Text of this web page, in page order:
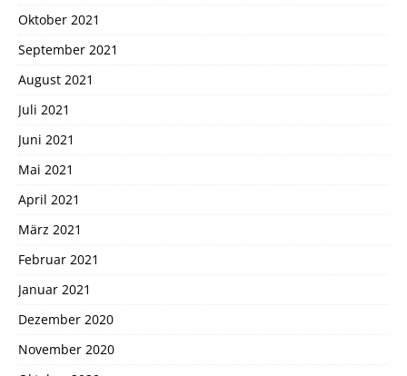
Oktober 2021
September 2021
August 2021
Juli 2021
Juni 2021
Mai 2021
April 2021
März 2021
Februar 2021
Januar 2021
Dezember 2020
November 2020